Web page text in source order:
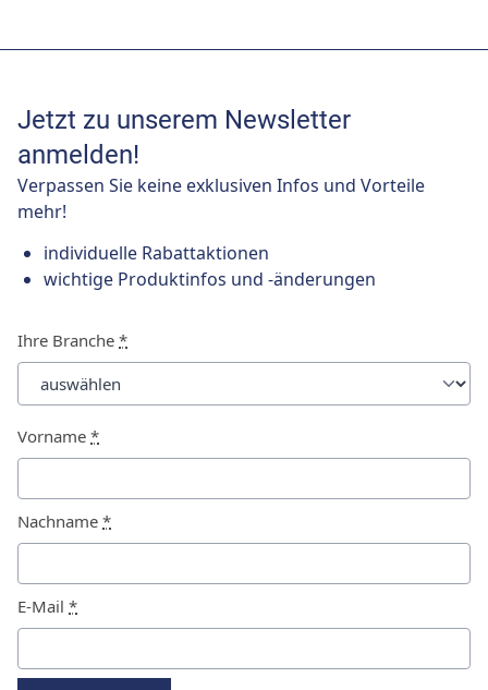
Jetzt zu unserem Newsletter
anmelden!
Verpassen Sie keine exklusiven Infos und Vorteile
mehr!
individuelle Rabattaktionen
wichtige Produktinfos und -änderungen
Ihre Branche *
Vorname *
Nachname *
E-Mail *